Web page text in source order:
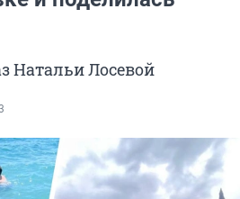
Натальи Лосевой